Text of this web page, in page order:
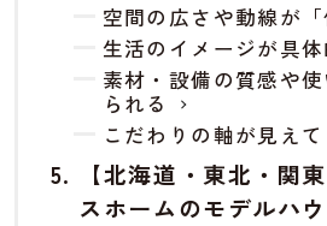
空間の広さや動線が
生活のイメージが具
素材・設備の質感や
られる
こだわりの軸が見えて
【北海道・東北・関
スホームのモデルハ